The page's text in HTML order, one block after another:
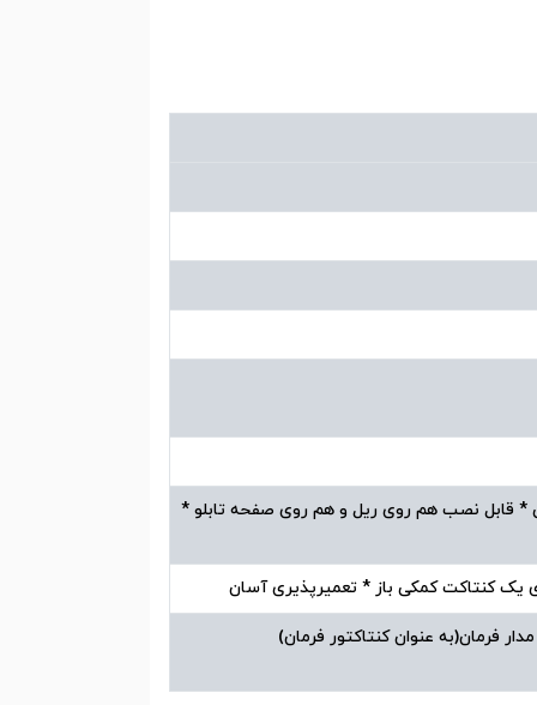
* قابل نصب هم روی ریل و هم روی صفحه تابلو *
یک کنتاکت کمکی باز * تعمیرپذیری آسان
فرمان(به عنوان کنتاکتور فرمان)